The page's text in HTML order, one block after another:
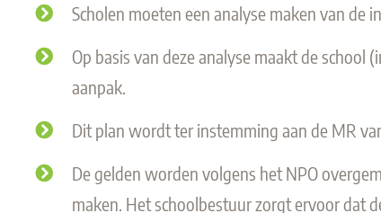
Scholen moeten een analyse maken van de
Op basis van deze analyse maakt de
aanpak.
Dit plan wordt ter instemming aan de MR
De gelden worden volgens het NPO
maken. Het schoolbestuur zorgt ervoor dat